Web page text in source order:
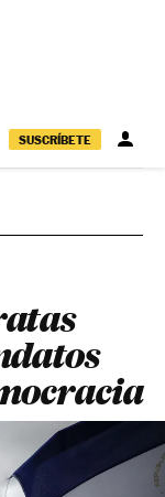
SUSCRÍBETE